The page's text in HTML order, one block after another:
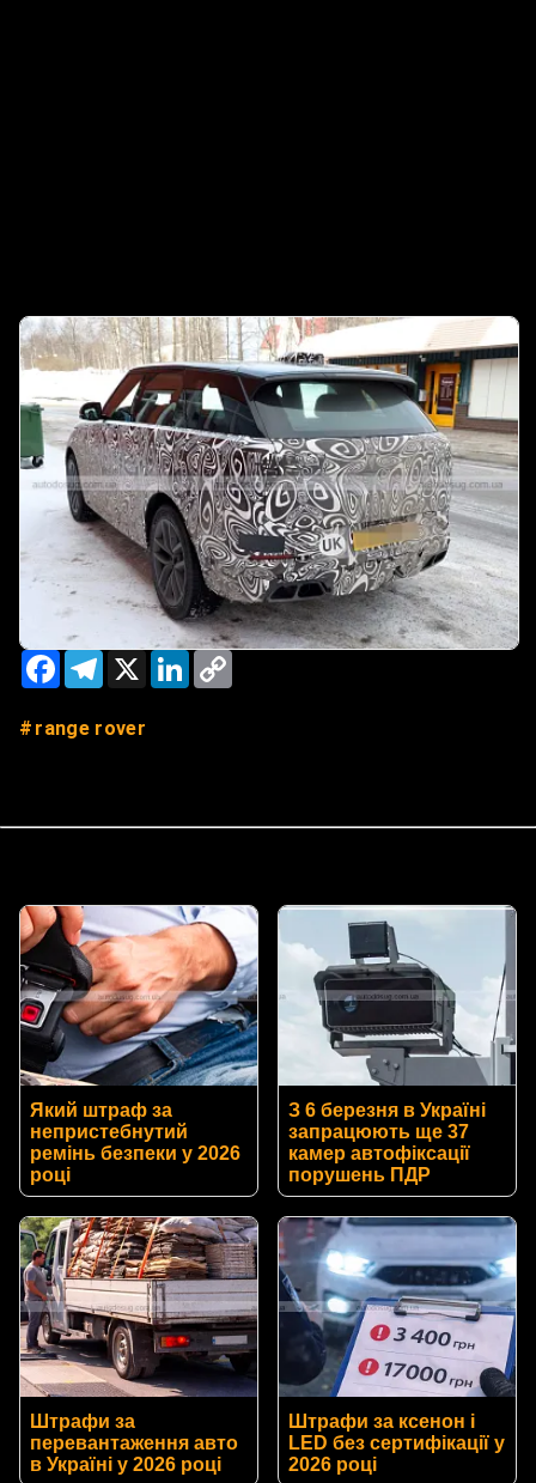
FacebookTelegram
X LinkedIn
range rover
Який штраф за
непристебнутий
ремінь безпеки у 2026
році
З 6 березня в Україні
запрацюють ще 37
камер автофіксації
порушень ПДР
Штрафи за
перевантаження авто
в Україні у 2026 році
Штрафи за ксенон і
LED без сертифікації у
2026 році